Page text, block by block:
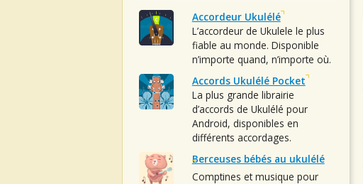
Accordeur Ukulélé
L’accordeur de Ukulele le plus
fiable au monde. Disponible
n’importe quand, n’importe où.
Accords Ukulélé Pocket
La plus grande librairie
d’accords de Ukulélé pour
Android, disponibles en
différents accordages.
Berceuses bébés au ukulélé
Comptines et musique pour